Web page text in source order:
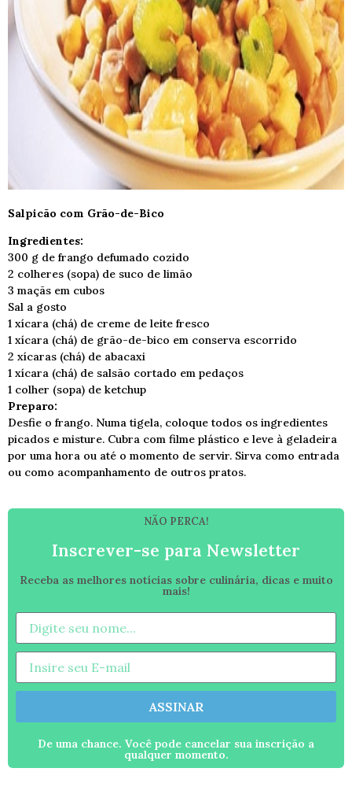
Salpicão com Grão-de-Bico
Ingredientes:
300 g de frango defumado cozido
2 colheres (sopa) de suco de limão
3 maçãs em cubos
Sal a gosto
1 xícara (chá) de creme de leite fresco
1 xícara (chá) de grão-de-bico em conserva escorrido
2 xícaras (chá) de abacaxi
1 xícara (chá) de salsão cortado em pedaços
1 colher (sopa) de ketchup
Preparo:
Desfie o frango. Numa tigela, coloque todos os ingredientes
picados e misture. Cubra com filme plástico e leve à geladeira
por uma hora ou até o momento de servir. Sirva como entrada
ou como acompanhamento de outros pratos.
NÃO PERCA!
Inscrever-se para Newsletter
Receba as melhores notícias sobre culinária, dicas e muito
mais!
ASSINAR
De uma chance. Você pode cancelar sua inscrição a
qualquer momento.